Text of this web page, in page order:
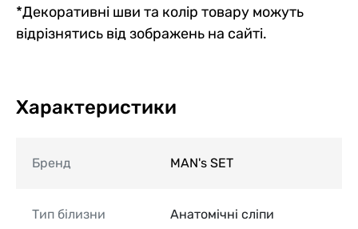
*Декоративні шви та колір товару можуть
відрізнятись від зображень на сайті.
Характеристики
Бренд MAN's SET
Тип білизни Анатомічні сліпи